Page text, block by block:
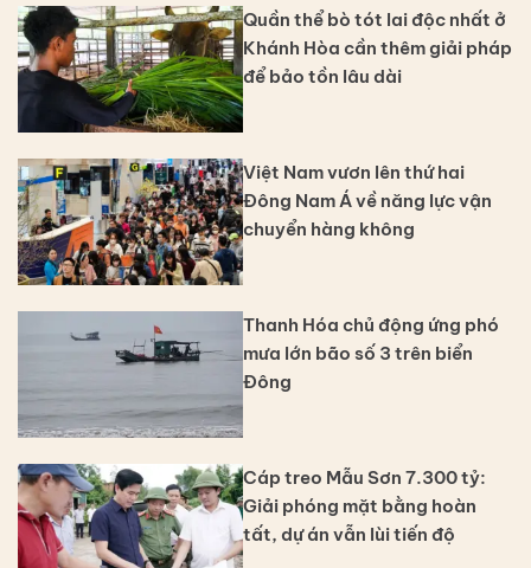
Quần thể bò tót lai độc nhất ở
Khánh Hòa cần thêm giải pháp
để bảo tồn lâu dài
Việt Nam vươn lên thứ hai
Đông Nam Á về năng lực vận
chuyển hàng không
Thanh Hóa chủ động ứng phó
mưa lớn bão số 3 trên biển
Đông
Cáp treo Mẫu Sơn 7.300 tỷ:
Giải phóng mặt bằng hoàn
tất, dự án vẫn lùi tiến độ